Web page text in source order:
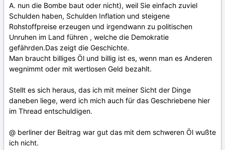
A. nun die Bombe baut oder nicht), weil Sie einfach zuviel
Schulden haben, Schulden Inflation und steigene
Rohstoffpreise erzeugen und irgendwann zu politischen
Unruhen im Land führen , welche die Demokratie
gefährden.Das zeigt die Geschichte.
Man braucht billiges Öl und billig ist es, wenn man es Anderen
wegnimmt oder mit wertlosen Geld bezahlt.
Stellt es sich heraus, das ich mit meiner Sicht der Dinge
daneben liege, werd ich mich auch für das Geschriebene hier
im Thread entschuldigen.
@ berliner der Beitrag war gut das mit dem schweren Öl wußte
ich nicht.